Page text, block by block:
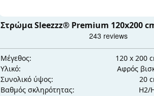
Στρώμα Sleezzz® Premium 120x200
Μέγεθος:
120 x 200
Υλικό:
Αφρός
Συνολικό ύψος:
20
Βαθμός σκληρότητας:
H2/